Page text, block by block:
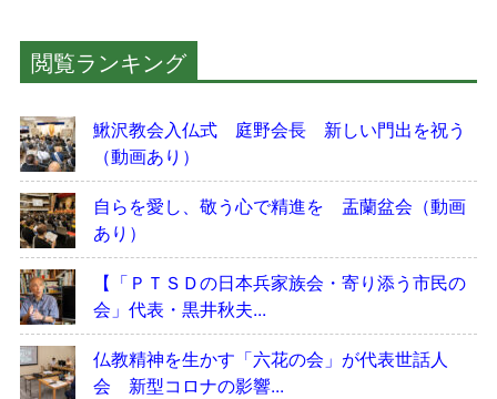
閲覧ランキング
鰍沢教会入仏式 庭野会長 新しい門出を祝う
（動画あり）
自らを愛し、敬う心で精進を 盂蘭盆会（動画
あり）
【「ＰＴＳＤの日本兵家族会・寄り添う市民の
会」代表・黒井秋夫...
仏教精神を生かす「六花の会」が代表世話人
会 新型コロナの影響...